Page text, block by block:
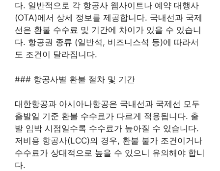
다. 일반적으로 각 항공사 웹사이트나 예약 대행사
(OTA)에서 상세 정보를 제공합니다. 국내선과 국제
선은 환불 수수료 및 기간에 차이가 있을 수 있습니
다. 항공권 종류 (일반석, 비즈니스석 등)에 따라서
도 조건이 달라집니다.
### 항공사별 환불 절차 및 기간
대한항공과 아시아나항공은 국내선과 국제선 모두
출발일 기준 환불 수수료가 다르게 적용됩니다. 출
발 임박 시점일수록 수수료가 높아질 수 있습니다.
저비용 항공사(LCC)의 경우, 환불 불가 조건이거나
수수료가 상대적으로 높을 수 있으니 유의해야 합니
다.